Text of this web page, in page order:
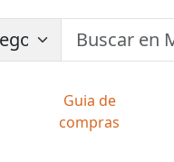
Guia de
compras